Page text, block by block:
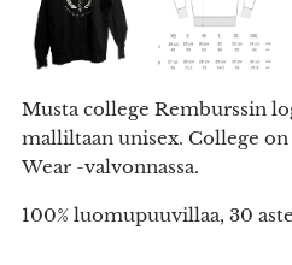
Musta college Remburssin
malliltaan unisex. College
Wear -valvonnassa.
100% luomupuuvillaa, 30